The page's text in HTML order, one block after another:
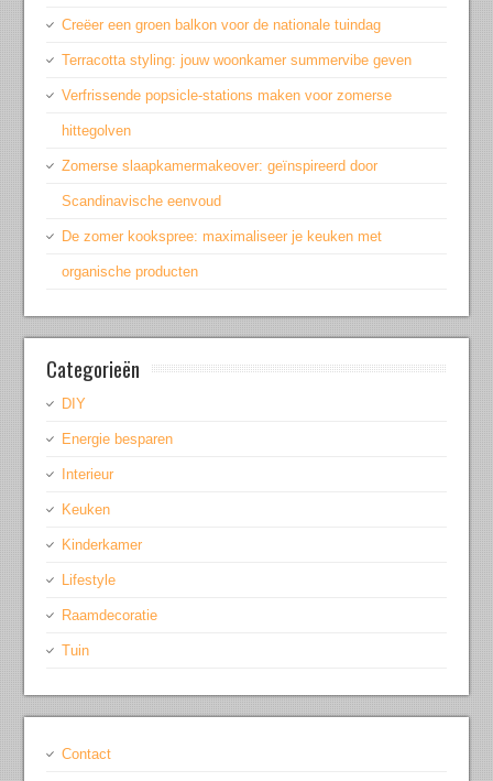
Creëer een groen balkon voor de nationale tuindag
Terracotta styling: jouw woonkamer summervibe geven
Verfrissende popsicle-stations maken voor zomerse
hittegolven
Zomerse slaapkamermakeover: geïnspireerd door
Scandinavische eenvoud
De zomer kookspree: maximaliseer je keuken met
organische producten
Categorieën
DIY
Energie besparen
Interieur
Keuken
Kinderkamer
Lifestyle
Raamdecoratie
Tuin
Contact